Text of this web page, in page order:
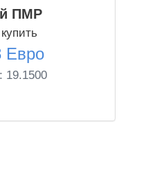
ПМР
Евро
19.1500